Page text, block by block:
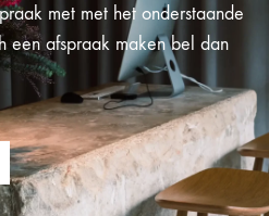
met met het onderstaande
een afspraak maken bel dan